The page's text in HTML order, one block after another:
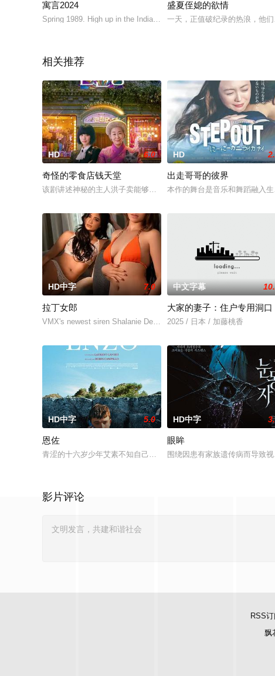
寓言2024
Spring 1989. High up in the Indian Himalayas, where
盛夏侄媳的欲情
一天，正值破纪录的热浪，他
相关推荐
HD 6.0
奇怪的零食店钱天堂
该剧讲述神秘的主人洪子卖能够实现人们愿望的神秘零食，以及人们
HD
出走哥哥的彼界
本作的舞台是音乐和舞蹈融入
HD中字 7.0
拉丁女郎
VMX's newest siren Shalanie De Vera and Athena Red s
中文字幕
大家的妻子：住户专用洞口
2025 / 日本 / 加藤桃香
HD中字 5.0
恩佐
青涩的十六岁少年艾素不知自己想要什么，却清楚自己不要什么：
HD中字
眼眸
围绕因患有家族遗传病而导致
影片评论
RSS订
飘